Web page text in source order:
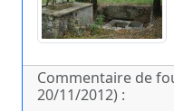
Commentaire de
20/11/2012) :